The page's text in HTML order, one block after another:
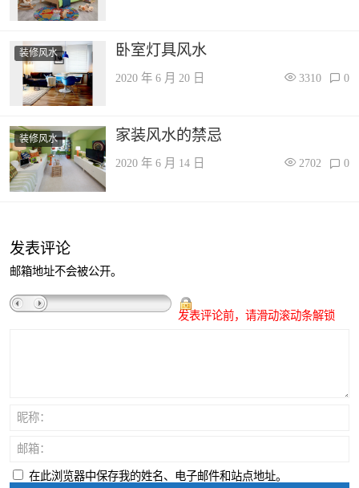
装修风水 卧室灯具风水
2020 年 6 月 20 日 3310 0
装修风水 家装风水的禁忌
2020 年 6 月 14 日 2702 0
发表评论
邮箱地址不会被公开。
发表评论前，请滑动滚动条解锁
昵称：
邮箱：
在此浏览器中保存我的姓名、电子邮件和站点地址。